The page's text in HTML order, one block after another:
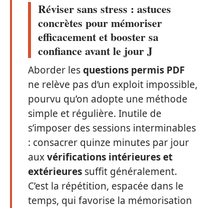
Réviser sans stress : astuces
concrètes pour mémoriser
efficacement et booster sa
confiance avant le jour J
Aborder lesquestions permis PDF
ne relève pas d’un exploit impossible,
pourvu qu’on adopte une méthode
simple et régulière. Inutile de
s’imposer des sessions interminables
: consacrer quinze minutes par jour
auxvérifications intérieures et
extérieures suffit généralement.
C’est la répétition, espacée dans le
temps, qui favorise la mémorisation